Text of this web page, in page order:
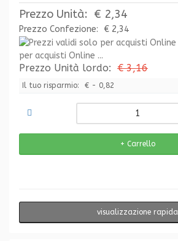
Prezzo Unità: € 2,34
Prezzo Confezione:
€ 2,34
per acquisti Online ...
Prezzo Unità lordo: € 3,16
Il tuo risparmio: € - 0,82
visualizzazione rapida